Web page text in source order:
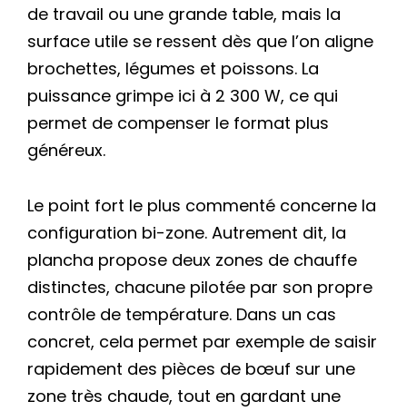
de travail ou une grande table, mais la
surface utile se ressent dès que l’on aligne
brochettes, légumes et poissons. La
puissance grimpe ici à 2 300 W, ce qui
permet de compenser le format plus
généreux.
Le point fort le plus commenté concerne la
configuration bi-zone. Autrement dit, la
plancha propose deux zones de chauffe
distinctes, chacune pilotée par son propre
contrôle de température. Dans un cas
concret, cela permet par exemple de saisir
rapidement des pièces de bœuf sur une
zone très chaude, tout en gardant une